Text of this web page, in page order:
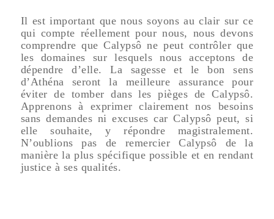
Il est important que nous soyons au clair sur ce
qui compte réellement pour nous, nous devons
comprendre que Calypsô ne peut contrôler que
les domaines sur lesquels nous acceptons de
dépendre d’elle. La sagesse et le bon sens
d’Athéna seront la meilleure assurance pour
éviter de tomber dans les pièges de Calypsô.
Apprenons à exprimer clairement nos besoins
sans demandes ni excuses car Calypsô peut, si
elle souhaite, y répondre magistralement.
N’oublions pas de remercier Calypsô de la
manière la plus spécifique possible et en rendant
justice à ses qualités.